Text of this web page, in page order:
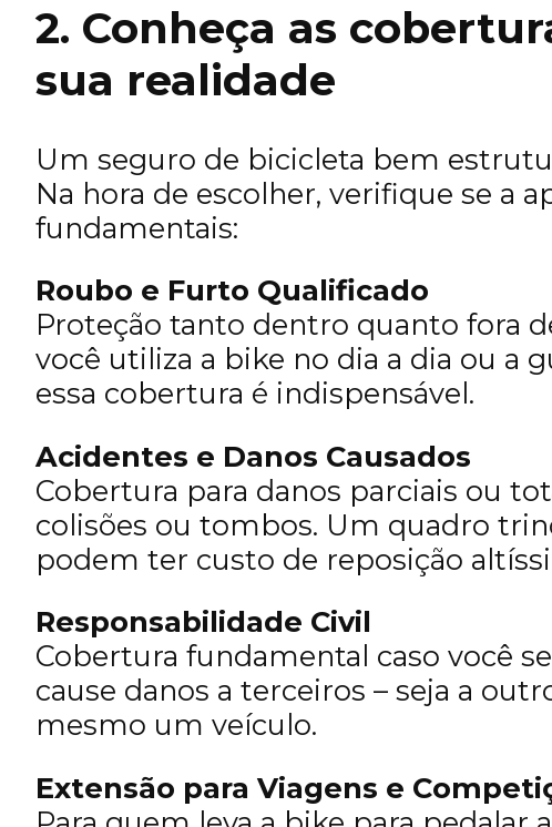
2. Conheça as
sua realidade
Um seguro de bicicleta bem
Na hora de escolher, verifique se a
fundamentais:
Roubo e Furto Qualificado
Proteção tanto dentro quanto fora
você utiliza a bike no dia a dia ou a
essa cobertura é indispensável.
Acidentes e Danos Causados
Cobertura para danos parciais ou
colisões ou tombos. Um quadro
podem ter custo de reposição
Responsabilidade Civil
Cobertura fundamental caso você
cause danos a terceiros – seja a
mesmo um veículo.
Extensão para Viagens e